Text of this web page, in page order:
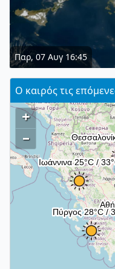
Παρ, 07 Αυγ 16:45
Ο καιρός τις
+
–